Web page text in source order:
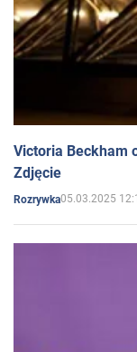
Victoria Beckham
Zdjęcie
Rozrywka05.03.2025